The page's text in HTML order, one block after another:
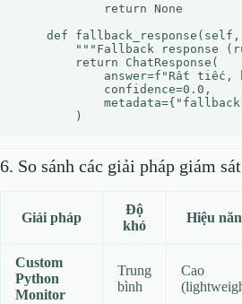
            return None
def
"""Fallback response
        return ChatResponse(
answer=f"Rất tiếc,
            confidence=0.0,
6. So sánh các giải pháp giám sát
Giải pháp
Độ
khó
Hiệu
Custom
Python
Monitor
Trung
bình
Cao